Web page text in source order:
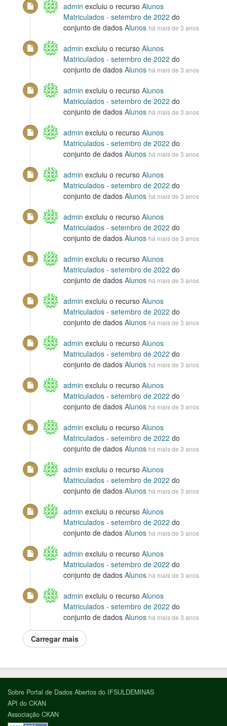
admin excluiu o recurso Alunos
Matriculados - setembro de 2022 do
conjunto de dados Alunos há mais de 3 anos
admin excluiu o recurso Alunos
Matriculados - setembro de 2022 do
conjunto de dados Alunos há mais de 3 anos
admin excluiu o recurso Alunos
Matriculados - setembro de 2022 do
conjunto de dados Alunos há mais de 3 anos
admin excluiu o recurso Alunos
Matriculados - setembro de 2022 do
conjunto de dados Alunos há mais de 3 anos
admin excluiu o recurso Alunos
Matriculados - setembro de 2022 do
conjunto de dados Alunos há mais de 3 anos
admin excluiu o recurso Alunos
Matriculados - setembro de 2022 do
conjunto de dados Alunos há mais de 3 anos
admin excluiu o recurso Alunos
Matriculados - setembro de 2022 do
conjunto de dados Alunos há mais de 3 anos
admin excluiu o recurso Alunos
Matriculados - setembro de 2022 do
conjunto de dados Alunos há mais de 3 anos
admin excluiu o recurso Alunos
Matriculados - setembro de 2022 do
conjunto de dados Alunos há mais de 3 anos
admin excluiu o recurso Alunos
Matriculados - setembro de 2022 do
conjunto de dados Alunos há mais de 3 anos
admin excluiu o recurso Alunos
Matriculados - setembro de 2022 do
conjunto de dados Alunos há mais de 3 anos
admin excluiu o recurso Alunos
Matriculados - setembro de 2022 do
conjunto de dados Alunos há mais de 3 anos
admin excluiu o recurso Alunos
Matriculados - setembro de 2022 do
conjunto de dados Alunos há mais de 3 anos
admin excluiu o recurso Alunos
Matriculados - setembro de 2022 do
conjunto de dados Alunos há mais de 3 anos
admin excluiu o recurso Alunos
Matriculados - setembro de 2022 do
conjunto de dados Alunos há mais de 3 anos
Carregar mais
Sobre Portal de Dados Abertos do IFSULDEMINAS
API do CKAN
Associação CKAN